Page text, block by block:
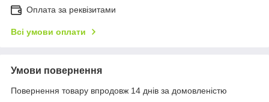
Оплата за реквізитами
Всі умови оплати
Умови повернення
Повернення товару впродовж 14 днів за домовленістю